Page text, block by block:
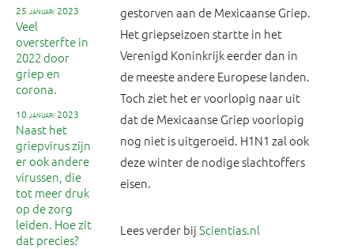
25 januari 2023
Veel
oversterfte in
2022 door
griep en
corona.
10 januari 2023
Naast het
griepvirus zijn
er ook andere
virussen, die
tot meer druk
op de zorg
leiden. Hoe zit
dat precies?
gestorven aan de Mexicaanse Griep.
Het griepseizoen startte in het
Verenigd Koninkrijk eerder dan in
de meeste andere Europese landen.
Toch ziet het er voorlopig naar uit
dat de Mexicaanse Griep voorlopig
nog niet is uitgeroeid. H1N1 zal ook
deze winter de nodige slachtoffers
eisen.
Lees verder bijScientias.nl